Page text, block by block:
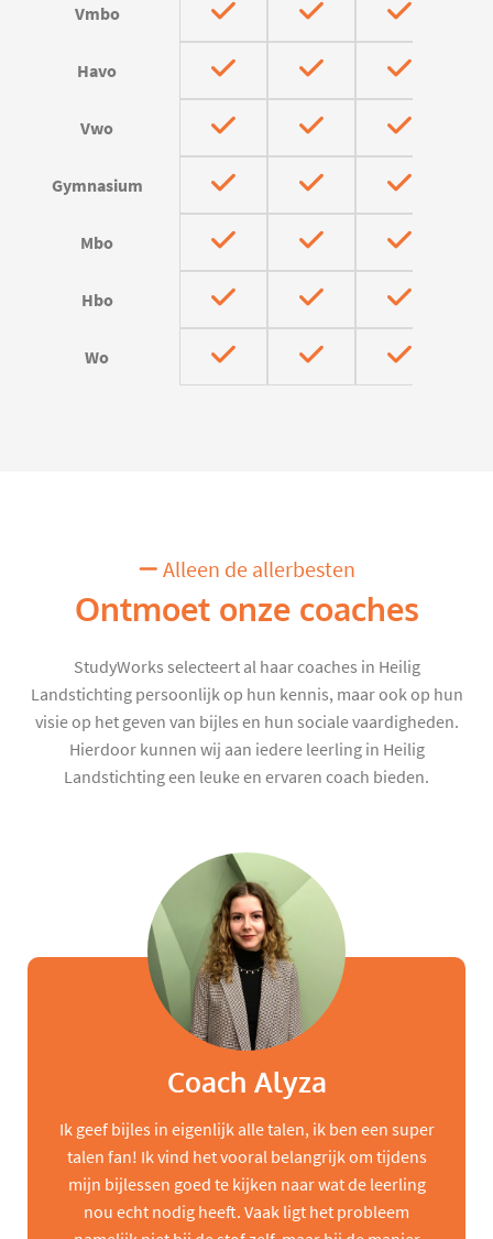
Vmbo
Havo
Vwo
Gymnasium
Mbo
Hbo
Wo
Alleen de allerbesten
Ontmoet onze coaches
StudyWorks selecteert al haar coaches in Heilig
Landstichting persoonlijk op hun kennis, maar ook op hun
visie op het geven van bijles en hun sociale vaardigheden.
Hierdoor kunnen wij aan iedere leerling in Heilig
Landstichting een leuke en ervaren coach bieden.
Coach Alyza
Ik geef bijles in eigenlijk alle talen, ik ben een super
talen fan! Ik vind het vooral belangrijk om tijdens
mijn bijlessen goed te kijken naar wat de leerling
nou echt nodig heeft. Vaak ligt het probleem